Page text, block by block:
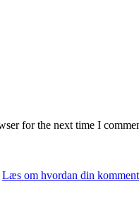
for the next time I
Læs om hvordan din